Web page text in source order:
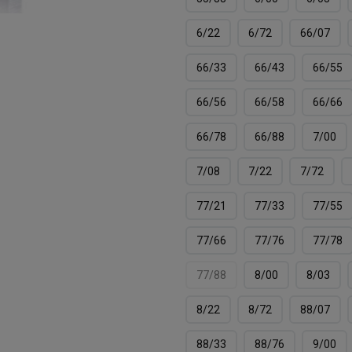
6/22 6/72 66/07
66/33 66/43 66/55
66/56 66/58 66/66
66/78 66/88 7/00
7/08 7/22 7/72
77/21 77/33 77/55
77/66 77/76 77/78
77/88 8/00 8/03
8/22 8/72 88/07
88/33 88/76 9/00